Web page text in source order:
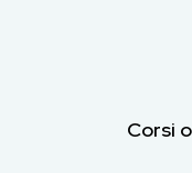
Corsi